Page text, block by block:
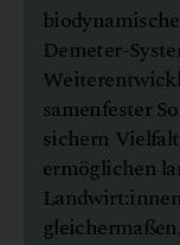
Demeter-
samenfester
sichern
ermöglichen
gleichermaßen.